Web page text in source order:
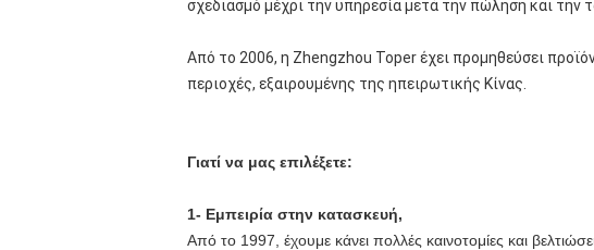
σχεδιασμό μέχρι την υπηρεσία μετά την πώληση και την
Από το 2006, η Zhengzhou Toper έχει προμηθεύσει
περιοχές, εξαιρουμένης της ηπειρωτικής Κίνας.
Γιατί να μας επιλέξετε:
1- Εμπειρία στην κατασκευή,
Από το 1997, έχουμε κάνει πολλές καινοτομίες και